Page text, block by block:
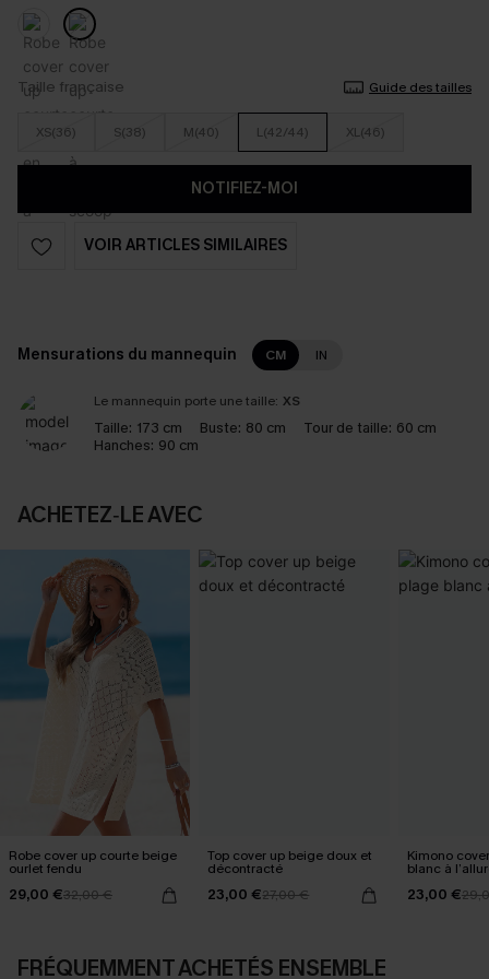
Taille française Guide des tailles
XS(36) S(38) M(40) L(42/44) XL(46)
NOTIFIEZ-MOI
VOIR ARTICLES SIMILAIRES
Mensurations du mannequin CM IN
Le mannequin porte une taille: XS
Taille: 173 cm Buste: 80 cm Tour de taille: 60 cm
Hanches: 90 cm
ACHETEZ‑LE AVEC
Robe cover up courte beige
ourlet fendu
29,00 €32,00 €
Top cover up beige doux et
décontracté
23,00 €27,00 €
Kimono
blanc à
23,00 €
FRÉQUEMMENT ACHETÉS ENSEMBLE